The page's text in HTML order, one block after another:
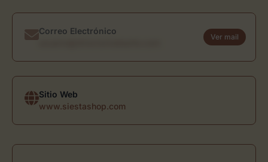
Correo Electrónico
Ver mail
Sitio Web
www.siestashop.com